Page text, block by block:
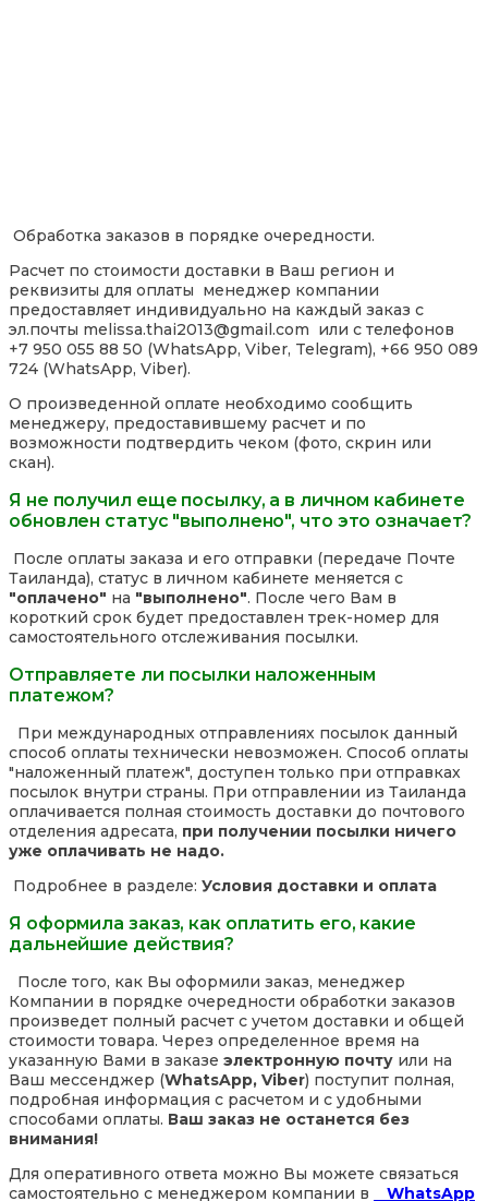
Обработка заказов в порядке очередности.
Расчет по стоимости доставки в Ваш регион и
реквизиты для оплаты менеджер компании
предоставляет индивидуально на каждый заказ с
эл.почты melissa.thai2013@gmail.com или с телефонов
+7 950 055 88 50 (WhatsApp, Viber, Telegram), +66 950 089
724 (WhatsApp, Viber).
О произведенной оплате необходимо сообщить
менеджеру, предоставившему расчет и по
возможности подтвердить чеком (фото, скрин или
скан).
Я не получил еще посылку, а в личном кабинете
обновлен статус "выполнено", что это означает?
После оплаты заказа и его отправки (передаче Почте
Таиланда), статус в личном кабинете меняется с
"оплачено" на "выполнено". После чего Вам в
короткий срок будет предоставлен трек-номер для
самостоятельного отслеживания посылки.
Отправляете ли посылки наложенным
платежом?
При международных отправлениях посылок данный
способ оплаты технически невозможен. Способ оплаты
"наложенный платеж", доступен только при отправках
посылок внутри страны. При отправлении из Таиланда
оплачивается полная стоимость доставки до почтового
отделения адресата, при получении посылки ничего
уже оплачивать не надо.
Подробнее в разделе: Условия доставки и оплата
Я оформила заказ, как оплатить его, какие
дальнейшие действия?
После того, как Вы оформили заказ, менеджер
Компании в порядке очередности обработки заказов
произведет полный расчет с учетом доставки и общей
стоимости товара. Через определенное время на
указанную Вами в заказе электронную почту или на
Ваш мессенджер (WhatsApp, Viber) поступит полная,
подробная информация с расчетом и с удобными
способами оплаты. Ваш заказ не останется без
внимания!
Для оперативного ответа можно Вы можете связаться
самостоятельно с менеджером компании в
WhatsApp